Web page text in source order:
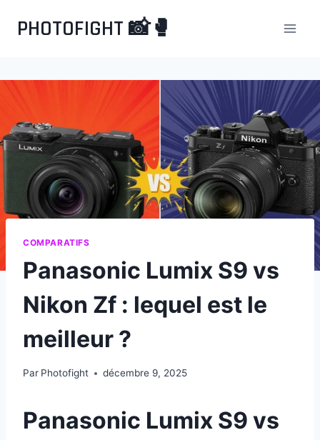
PHOTOFIGHT 📸🥊
COMPARATIFS
Panasonic Lumix S9 vs
Nikon Zf : lequel est le
meilleur ?
Par Photofight décembre 9, 2025
Panasonic Lumix S9 vs